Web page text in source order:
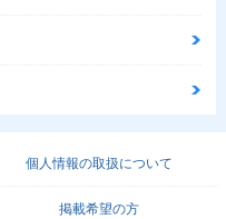
個人情報の取扱について
掲載希望の方